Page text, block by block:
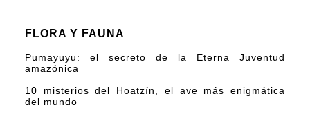
FLORA Y FAUNA
Pumayuyu: el secreto de la Eterna Juventud
amazónica
10 misterios del Hoatzín, el ave más enigmática
del mundo